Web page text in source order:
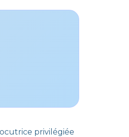
privilégiée